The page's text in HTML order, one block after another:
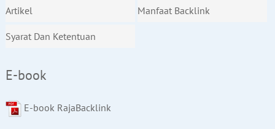
Artikel Manfaat Backlink
Syarat Dan Ketentuan
E-book
E-book RajaBacklink